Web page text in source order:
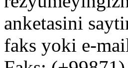
anketasini
faks yoki e-